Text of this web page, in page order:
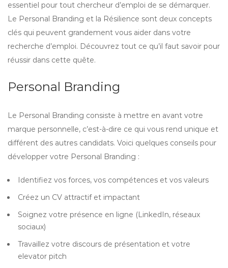
essentiel pour tout chercheur d’emploi de se démarquer.
Le Personal Branding et la Résilience sont deux concepts
clés qui peuvent grandement vous aider dans votre
recherche d’emploi. Découvrez tout ce qu’il faut savoir pour
réussir dans cette quête.
Personal Branding
Le Personal Branding consiste à mettre en avant votre
marque personnelle, c’est-à-dire ce qui vous rend unique et
différent des autres candidats. Voici quelques conseils pour
développer votre Personal Branding :
Identifiez vos forces, vos compétences et vos valeurs
Créez un CV attractif et impactant
Soignez votre présence en ligne (LinkedIn, réseaux
sociaux)
Travaillez votre discours de présentation et votre
elevator pitch